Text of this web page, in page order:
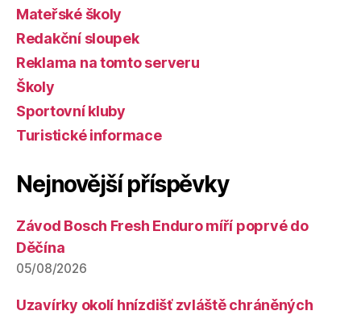
Mateřské školy
Redakční sloupek
Reklama na tomto serveru
Školy
Sportovní kluby
Turistické informace
Nejnovější příspěvky
Závod Bosch Fresh Enduro míří poprvé do
Děčína
05/08/2026
Uzavírky okolí hnízdišť zvláště chráněných